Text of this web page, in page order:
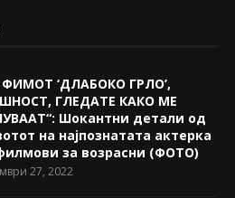
ФИМОТ ‘ДЛАБОКО ГРЛО’,
ГЛЕДАТЕ КАКО МЕ
Шокантни детали од
на најпознатата актерка
за возрасни (ФОТО)
27, 2022